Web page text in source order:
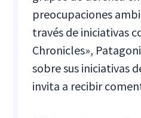
preocupaciones
través de iniciativas
Chronicles»,
sobre sus iniciativas
invita a recibir